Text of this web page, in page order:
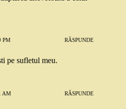
PM RĂSPUNDE
pe sufletul meu.
AM RĂSPUNDE